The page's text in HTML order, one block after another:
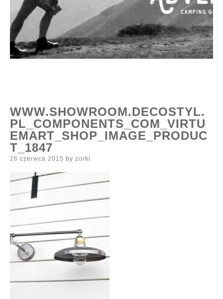
WWW.SHOWROOM.DECOSTYL.
PL_COMPONENTS_COM_VIRTU
EMART_SHOP_IMAGE_PRODUC
T_1847
Posted
26 czerwca 2015 by zorki